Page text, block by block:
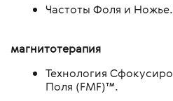
Частоты Фоля и Ножье.
магнитотерапия
Технология
Поля (FMF)™.